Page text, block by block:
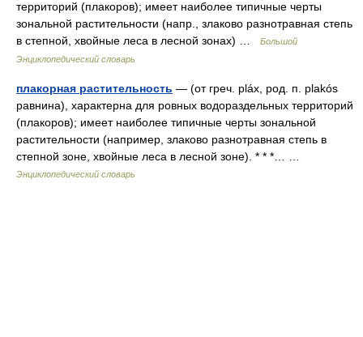
территорий (плакоров); имеет наиболее типичные черты
зональной растительности (напр., злаково разнотравная степь
в степной, хвойные леса в лесной зонах) …
Большой
Энциклопедический словарь
плакорная растительность — (от греч. pláx, род. п. plakós
равнина), характерна для ровных водораздельных территорий
(плакоров); имеет наиболее типичные черты зональной
растительности (например, злаково разнотравная степь в
степной зоне, хвойные леса в лесной зоне). * * *… …
Энциклопедический словарь